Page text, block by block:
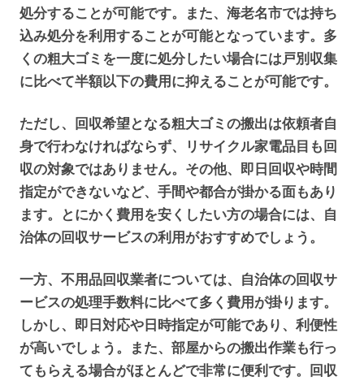
処分することが可能です。また、海老名市では持ち
込み処分を利用することが可能となっています。多
くの粗大ゴミを一度に処分したい場合には戸別収集
に比べて半額以下の費用に抑えることが可能です。
ただし、回収希望となる粗大ゴミの搬出は依頼者自
身で行わなければならず、リサイクル家電品目も回
収の対象ではありません。その他、即日回収や時間
指定ができないなど、手間や都合が掛かる面もあり
ます。とにかく費用を安くしたい方の場合には、自
治体の回収サービスの利用がおすすめでしょう。
一方、不用品回収業者については、自治体の回収サ
ービスの処理手数料に比べて多く費用が掛ります。
しかし、即日対応や日時指定が可能であり、利便性
が高いでしょう。また、部屋からの搬出作業も行っ
てもらえる場合がほとんどで非常に便利です。回収